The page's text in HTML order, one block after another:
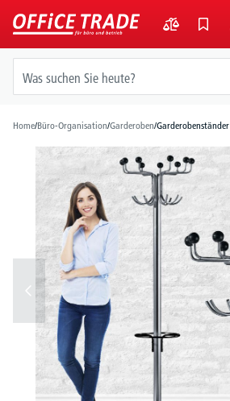
springen
Home/Büro-Organisation/Garderoben/Garderobenständer
Bildergalerie überspringen